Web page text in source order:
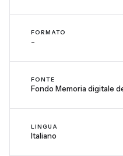
FORMATO
-
FONTE
Fondo Memoria digitale
LINGUA
Italiano